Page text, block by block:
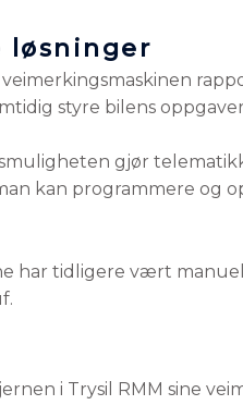
løsninger
styre bilens
gjør
kan programmere og
har tidligere vært
i Trysil RMM sine